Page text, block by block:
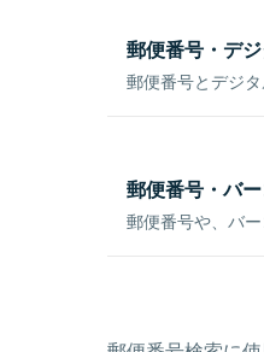
郵便番号・デ
郵便番号とデジ
郵便番号・バ
郵便番号や、バ